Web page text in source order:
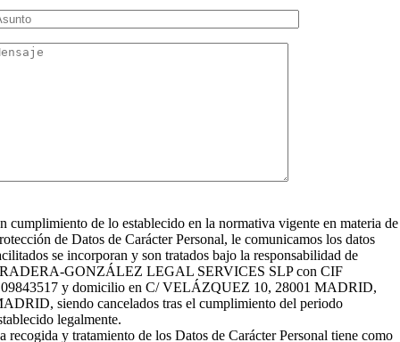
cumplimiento de lo establecido en la normativa vigente en materia de
de Datos de Carácter Personal, le comunicamos los datos
se incorporan y son tratados bajo la responsabilidad de
GONZÁLEZ LEGAL SERVICES SLP con CIF
y domicilio en C/ VELÁZQUEZ 10, 28001 MADRID,
siendo cancelados tras el cumplimiento del periodo
legalmente.
recogida y tratamiento de los Datos de Carácter Personal tiene como